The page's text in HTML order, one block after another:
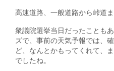
高速道路、一般道路から峠道ま
衆議院選挙当日だったことも
ズで、事前の天気予報では、
ど、なんとかもってくれて、
でしたね。